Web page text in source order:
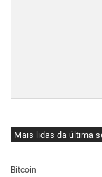
Mais lidas da última
Bitcoin